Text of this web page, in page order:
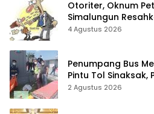
Otoriter, Oknum
Simalungun
4 Agustus 2026
Penumpang Bus
Pintu Tol Sinaksak,
Nanggar Gerak
2 Agustus 2026